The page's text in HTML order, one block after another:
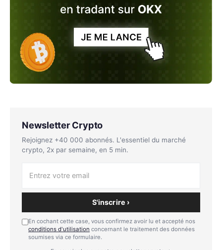
Newsletter Crypto
Rejoignez +40 000 abonnés. L'essentiel du marché
crypto, 2x par semaine, en 5 min.
S'inscrire ›
En cochant cette case, vous confirmez avoir lu et accepté nos
conditions d'utilisation concernant le traitement des données
soumises via ce formulaire.